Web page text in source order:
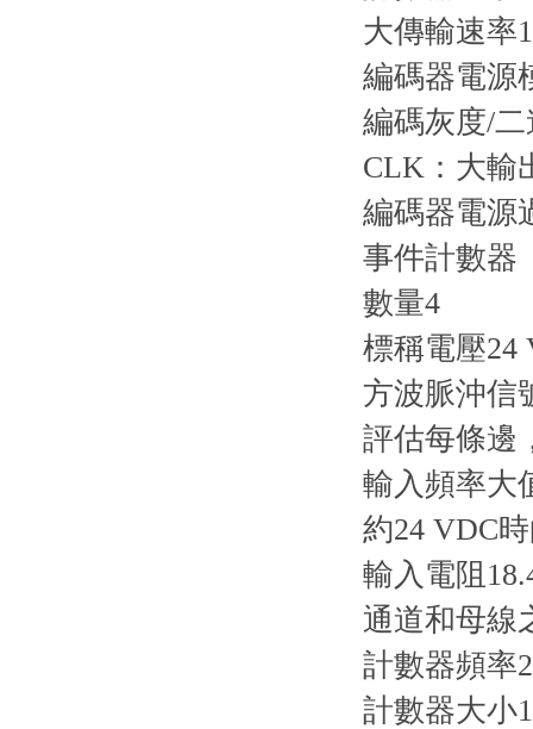
大傳輸速率
編碼器電源
編碼灰度/
CLK：大輸
編碼器電源
事件計數器
數量4
標稱電壓24
方波脈沖信
評估每條邊
輸入頻率大
約24 VDC
輸入電阻
通道和母線
計數器頻率
計數器大小